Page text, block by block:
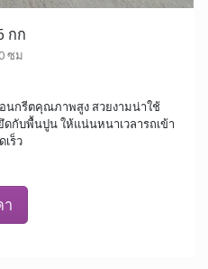
กก
ซม
นกรีตคุณภาพสูง สวยงามน่าใช้
กับพื้นปูน ให้แน่นหนาเวลารถเข้า
เร็ว